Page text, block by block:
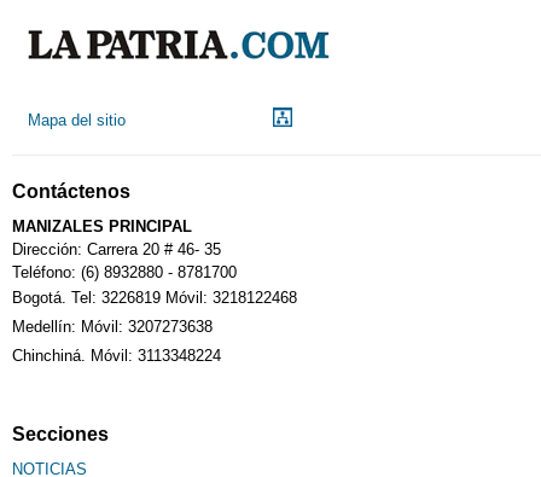
Mapa del sitio
Contáctenos
MANIZALES PRINCIPAL
Dirección: Carrera 20 # 46- 35
Teléfono: (6) 8932880 - 8781700
Bogotá. Tel: 3226819 Móvil: 3218122468
Medellín: Móvil: 3207273638
Chinchiná. Móvil: 3113348224
Secciones
NOTICIAS